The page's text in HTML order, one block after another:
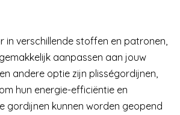
in verschillende stoffen en patronen,
aanpassen aan jouw
andere optie zijn plisségordijnen,
hun energie-efficiëntie en
gordijnen kunnen worden geopend